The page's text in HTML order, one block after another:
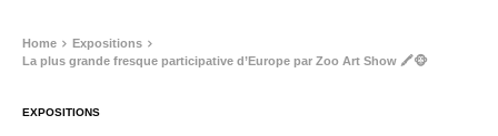
Home
Expositions
La plus grande fresque participative d’Europe par Zoo Art Show 🖍️🐵
EXPOSITIONS